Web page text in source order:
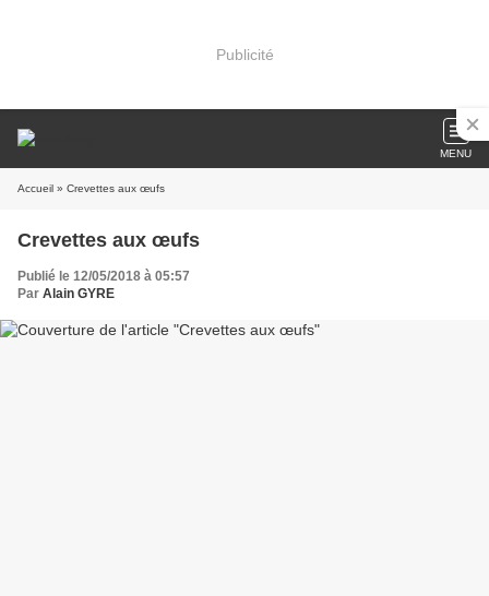
Publicité
MENU
Accueil » Crevettes aux œufs
Crevettes aux œufs
Publié le 12/05/2018 à 05:57
Par Alain GYRE